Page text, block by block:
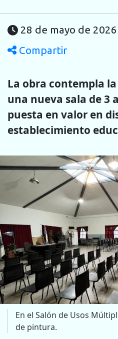
28 de mayo de
Compartir
La obra contempla
una nueva sala de 3
puesta en valor en
establecimiento
En el Salón de Usos
de pintura.